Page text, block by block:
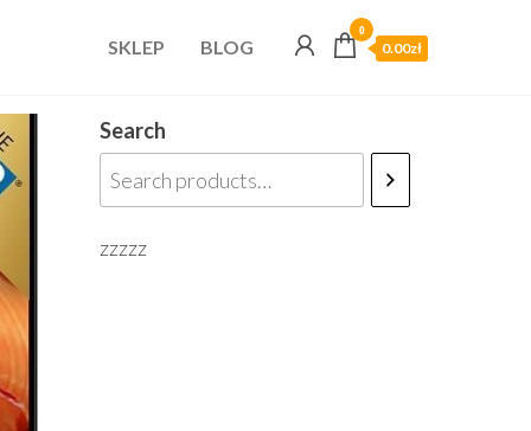
SKLEP BLOG
0
0.00zł
Search
zzzzz